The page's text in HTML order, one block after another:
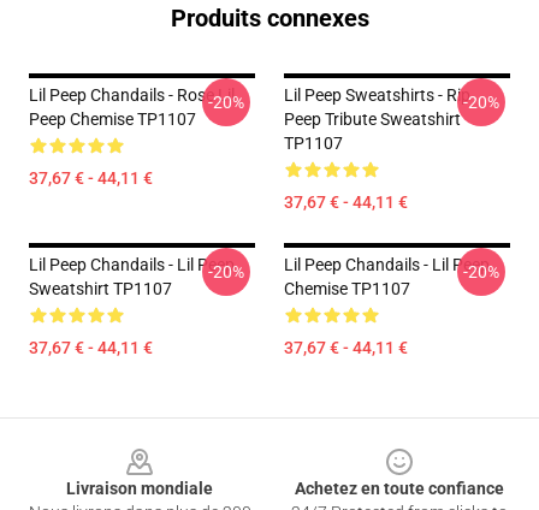
Produits connexes
Lil Peep Chandails - Rose Lil
Peep Chemise TP1107
37,67 € - 44,11 €
-20%
Lil Peep Sweatshirts - Rip
Peep Tribute Sweatshirt
TP1107
37,67 € - 44,11 €
-20%
Lil Peep Chandails - Lil Peep
Sweatshirt TP1107
37,67 € - 44,11 €
-20%
Lil Peep Chandails - Lil Peep
Chemise TP1107
37,67 € - 44,11 €
-20%
Livraison mondiale
Achetez en toute confiance